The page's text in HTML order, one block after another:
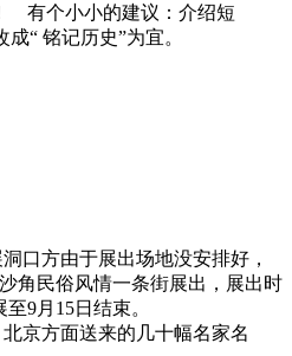
有个小小的建议：介绍短
“ 铭记历史”为宜。
口方由于展出场地没安排好，
角民俗风情一条街展出，展出时
9月15日结束。
京方面送来的几十幅名家名